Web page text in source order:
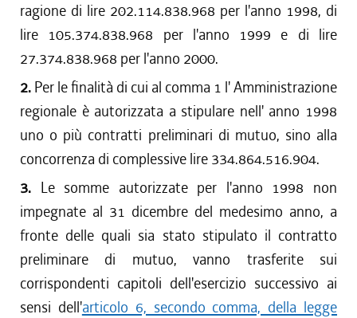
ragione di lire 202.114.838.968 per l'anno 1998, di
lire 105.374.838.968 per l'anno 1999 e di lire
27.374.838.968 per l'anno 2000.
2. Per le finalità di cui al comma 1 l' Amministrazione
regionale è autorizzata a stipulare nell' anno 1998
uno o più contratti preliminari di mutuo, sino alla
concorrenza di complessive lire 334.864.516.904.
3. Le somme autorizzate per l'anno 1998 non
impegnate al 31 dicembre del medesimo anno, a
fronte delle quali sia stato stipulato il contratto
preliminare di mutuo, vanno trasferite sui
corrispondenti capitoli dell'esercizio successivo ai
sensi dell'articolo 6, secondo comma, della legge